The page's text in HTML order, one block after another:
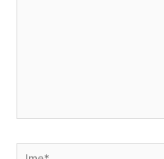
Ime*